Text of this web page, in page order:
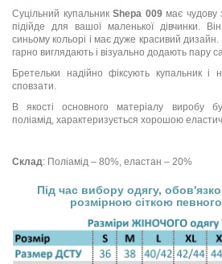
Суцільний купальник Shepa 009має чудову
підійде для вашої маленької дівчинки.
синьому кольорі і має дуже красивий дизайн.
гарно виглядають і візуально додають пару
Бретельки надійно фіксують купальник і
сповзати.
В якості основного матеріалу виробу
поліамід, характеризується хорошою
Склад: Поліамід – 80%, еластан – 20%
Під час вибору одягу,
розмірною сіткою